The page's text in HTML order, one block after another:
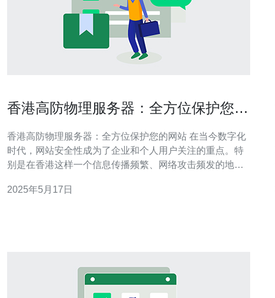
香港高防物理服务器：全方位保护您的
香港高防物理服务器：全方位保护您的网站 在当今数字化
时代，网站安全性成为了企业和个人用户关注的重点。特
别是在香港这样一个信息传播频繁、网络攻击频发的地
重要。 高防物理服务器是一种具有强大防御能力的服务
2025年5月17日